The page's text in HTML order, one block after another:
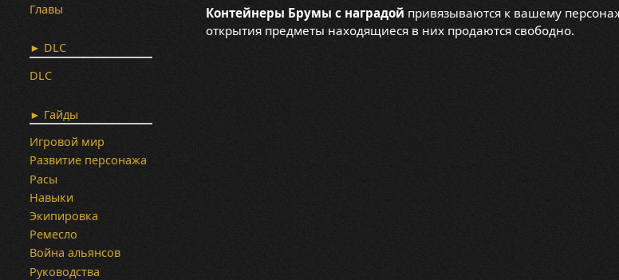
Контейнеры Брумы с наградой привязываются к вашему
открытия предметы находящиеся в них продаются свободно.
Главы
► DLC
DLC
► Гайды
Игровой мир
Развитие персонажа
Расы
Навыки
Экипировка
Ремесло
Война альянсов
Руководства